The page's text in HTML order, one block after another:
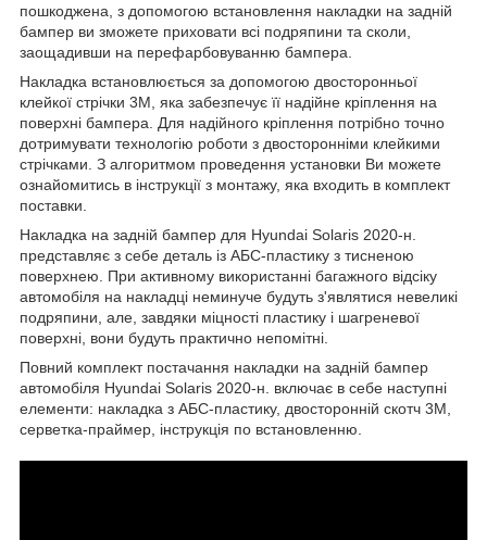
пошкоджена, з допомогою встановлення накладки на задній
бампер ви зможете приховати всі подряпини та сколи,
заощадивши на перефарбовуванню бампера.
Накладка встановлюється за допомогою двосторонньої
клейкої стрічки 3М, яка забезпечує її надійне кріплення на
поверхні бампера. Для надійного кріплення потрібно точно
дотримувати технологію роботи з двосторонніми клейкими
стрічками. З алгоритмом проведення установки Ви можете
ознайомитись в інструкції з монтажу, яка входить в комплект
поставки.
Накладка на задній бампер для Hyundai Solaris 2020-н.
представляє з себе деталь із АБС-пластику з тисненою
поверхнею. При активному використанні багажного відсіку
автомобіля на накладці неминуче будуть з'являтися невеликі
подряпини, але, завдяки міцності пластику і шагреневої
поверхні, вони будуть практично непомітні.
Повний комплект постачання накладки на задній бампер
автомобіля Hyundai Solaris 2020-н. включає в себе наступні
елементи: накладка з АБС-пластику, двосторонній скотч 3М,
серветка-праймер, інструкція по встановленню.